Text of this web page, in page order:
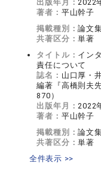
出版年月：2022
著者： 平山幹子
掲載種別：論文
共著区分：単著
タイトル： イン
責任について
誌名： 山口厚・
編著『高橋則夫
870）
出版年月：2022
著者： 平山幹子
掲載種別：論文
共著区分：単著
全件表示 >>